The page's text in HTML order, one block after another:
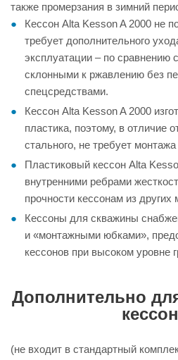
также промерзания в зимний
Кессон Alta Kesson A 2000 не
требует дополнительного
эксплуатации – по сравнению
склонными к ржавлению без
спецсредствами.
Кессон Alta Kesson A 2000
пластика, поэтому, в отличие
стального, не требует
Пластиковый кессон Alta
внутренними ребрами
прочности кессонам из других
Кессоны для скважины
и «монтажными юбками»,
кессонов при высоком уровне
Дополнительно
(не входит в стандартный